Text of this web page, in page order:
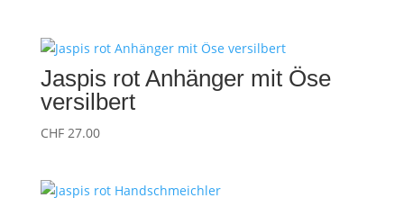
Jaspis rot Anhänger mit Öse
versilbert
CHF27.00